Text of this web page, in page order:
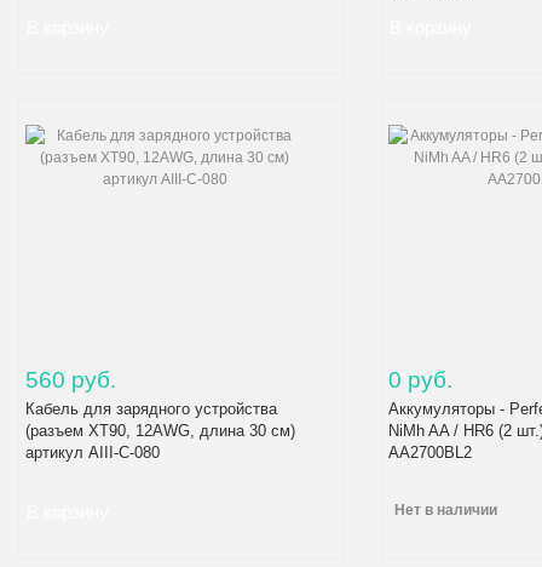
560 руб.
Кабель для зарядного устройства
(разъем XT90, 12AWG, длина 30 см)
артикул AIII-C-080
0 руб.
Аккумуляторы -
NiMh AA / HR6 (2
AA2700BL2
Нет в наличии